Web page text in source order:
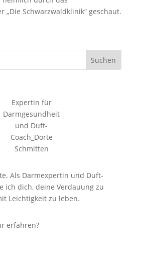
„Die Schwarzwaldklinik“ geschaut.
Suchen
Expertin für
Darmgesundheit
und Duft-
Coach_Dörte
Schmitten
Als Darmexpertin und Duft-
ich dich, deine Verdauung zu
Leichtigkeit zu leben.
erfahren?